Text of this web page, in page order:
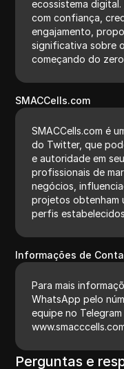
ecossistema
com confiança,
engajamento,
significativa sobre
começando do
SMACCells.com
SMACCells.com é
do Twitter, que
e autoridade em
profissionais de
negócios,
projetos obtenham
perfis
Informações de
Para mais
WhatsApp pelo
equipe no
Perguntas e